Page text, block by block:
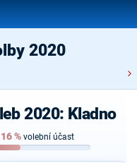
2020
2020: Kladno
% volební účast